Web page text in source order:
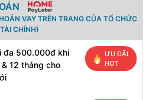
VAY TRÊN TRANG CỦA TỔ CHỨC
TÀI CHÍNH)
đa 500.000đ khi
12 tháng cho
ƯU ĐÃI
HOT